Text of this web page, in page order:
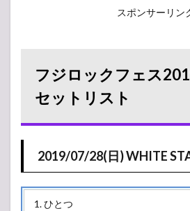
スポンサーリン
フジロックフェス
セットリスト
2019/07/28(日) WHITE
1. ひとつ